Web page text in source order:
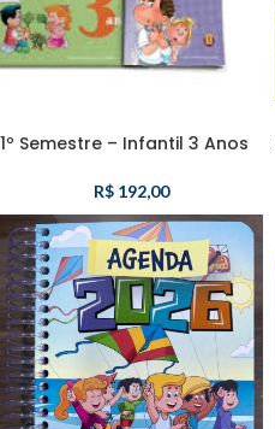
1º Semestre – Infantil 3 Anos
R$ 192,00